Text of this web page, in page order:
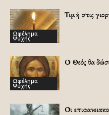
Ωφέλημα
Ψυχής
Τιμή στις
Ωφέλημα
Ψυχής
Ο Θεός θα
Οι